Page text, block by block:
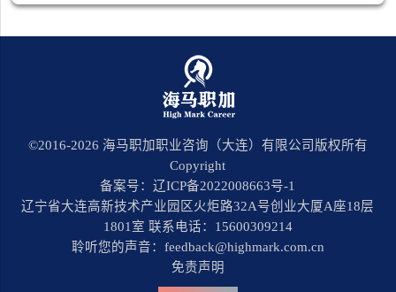
©2016-2026 海马职加职业咨询（大连）有限公司版权所有
Copyright
备案号：辽ICP备2022008663号-1
辽宁省大连高新技术产业园区火炬路32A号创业大厦A座18层
1801室 联系电话：15600309214
聆听您的声音：feedback@highmark.com.cn
免责声明